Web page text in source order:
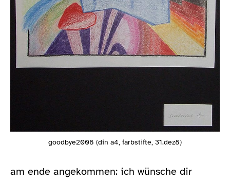
goodbye2008 (din a4, farbstifte, 31.dez8)
am ende angekommen: ich wünsche dir